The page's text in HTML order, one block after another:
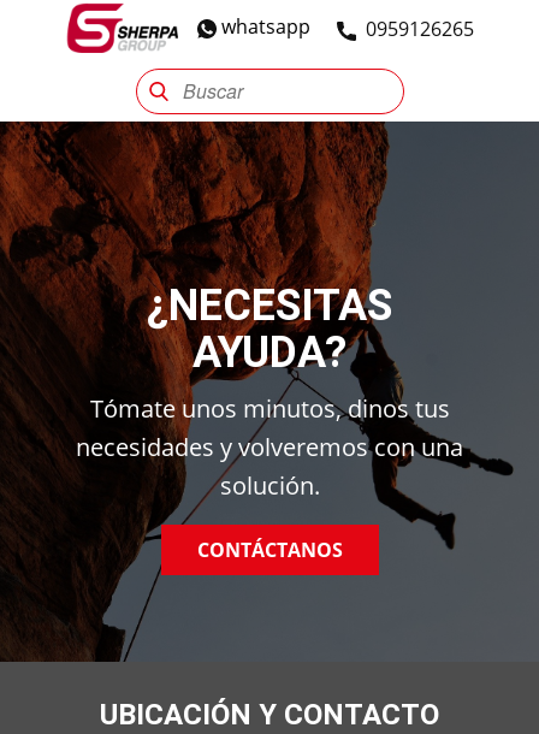
​0959126265
whatsapp
Sherpa Group Reencauche Automotriz
¿NECESITAS
AYUDA?
Tómate unos minutos, dinos tus
necesidades y volveremos con una
solución.
CONTÁCTANOS
UBICACIÓN Y CONTACTO